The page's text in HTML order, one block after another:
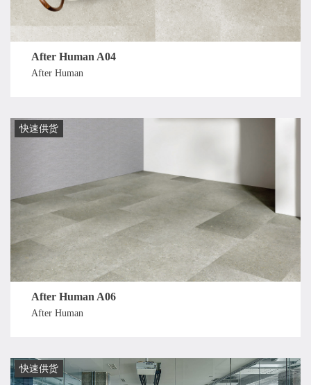
After Human A04
After Human
快速供货
After Human A06
After Human
快速供货